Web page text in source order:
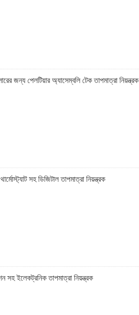
জন্য পেলটিয়ার অ্যাসেম্বলি টেক তাপমাত্রা নিয়ন্ত্রক
সহ ডিজিটাল তাপমাত্রা নিয়ন্ত্রক
সহ ইলেকট্রনিক তাপমাত্রা নিয়ন্ত্রক